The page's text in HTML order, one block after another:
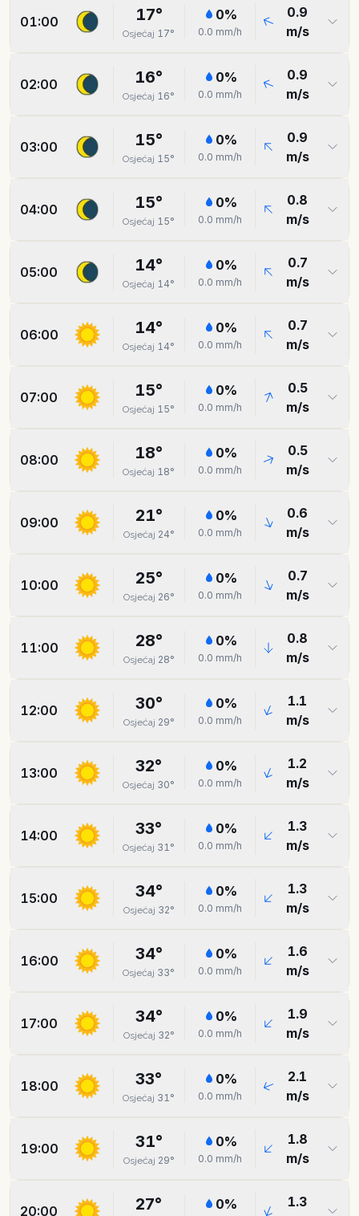
01:00 17°
Osjećaj 17°
0%
0.0 mm/h
0.9
m/s
02:00 16°
Osjećaj 16°
0%
0.0 mm/h
0.9
m/s
03:00 15°
Osjećaj 15°
0%
0.0 mm/h
0.9
m/s
04:00 15°
Osjećaj 15°
0%
0.0 mm/h
0.8
m/s
05:00 14°
Osjećaj 14°
0%
0.0 mm/h
0.7
m/s
06:00 14°
Osjećaj 14°
0%
0.0 mm/h
0.7
m/s
07:00 15°
Osjećaj 15°
0%
0.0 mm/h
0.5
m/s
08:00 18°
Osjećaj 18°
0%
0.0 mm/h
0.5
m/s
09:00 21°
Osjećaj 24°
0%
0.0 mm/h
0.6
m/s
10:00 25°
Osjećaj 26°
0%
0.0 mm/h
0.7
m/s
11:00 28°
Osjećaj 28°
0%
0.0 mm/h
0.8
m/s
12:00 30°
Osjećaj 29°
0%
0.0 mm/h
1.1
m/s
13:00 32°
Osjećaj 30°
0%
0.0 mm/h
1.2
m/s
14:00 33°
Osjećaj 31°
0%
0.0 mm/h
1.3
m/s
15:00 34°
Osjećaj 32°
0%
0.0 mm/h
1.3
m/s
16:00 34°
Osjećaj 33°
0%
0.0 mm/h
1.6
m/s
17:00 34°
Osjećaj 32°
0%
0.0 mm/h
1.9
m/s
18:00 33°
Osjećaj 31°
0%
0.0 mm/h
2.1
m/s
19:00 31°
Osjećaj 29°
0%
0.0 mm/h
1.8
m/s
20:00 27° 0%
1.3